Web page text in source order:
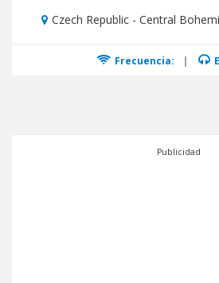
Czech Republic - Central
Frecuencia: |
Publicidad